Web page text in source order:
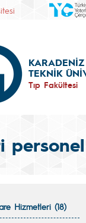
KARADENİZ
TEKNİK
Tıp Fakültesi
personel
Hizmetleri (18)